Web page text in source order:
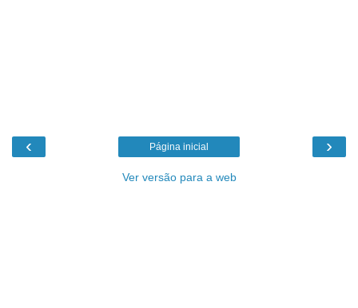
‹ ›
Página inicial
Ver versão para a web